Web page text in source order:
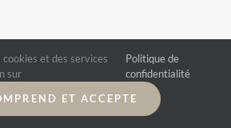
et des services
sur
Politique de
confidentialité
ET ACCEPTE